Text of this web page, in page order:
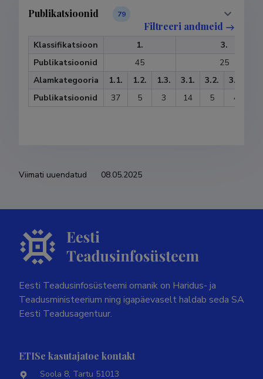
Publikatsioonid 79
Filtreeri andmeid
Klassifikatsioon 1.
3.
Publikatsioonid
45
25
Alamkategooria
1.1. 1.2. 1.3. 3.1. 3.2. 3.4.
Publikatsioonid
37 5 3 14 5 4
Viimati uuendatud 08.05.2025
Eesti Teadusinfosüsteemi omanik on Haridus- ja
Teadusministeerium ning igapäevaselt haldab seda SA
Eesti Teadusagentuur.
ETISe kasutajatoe kontakt
Soola 8, Tartu 51013